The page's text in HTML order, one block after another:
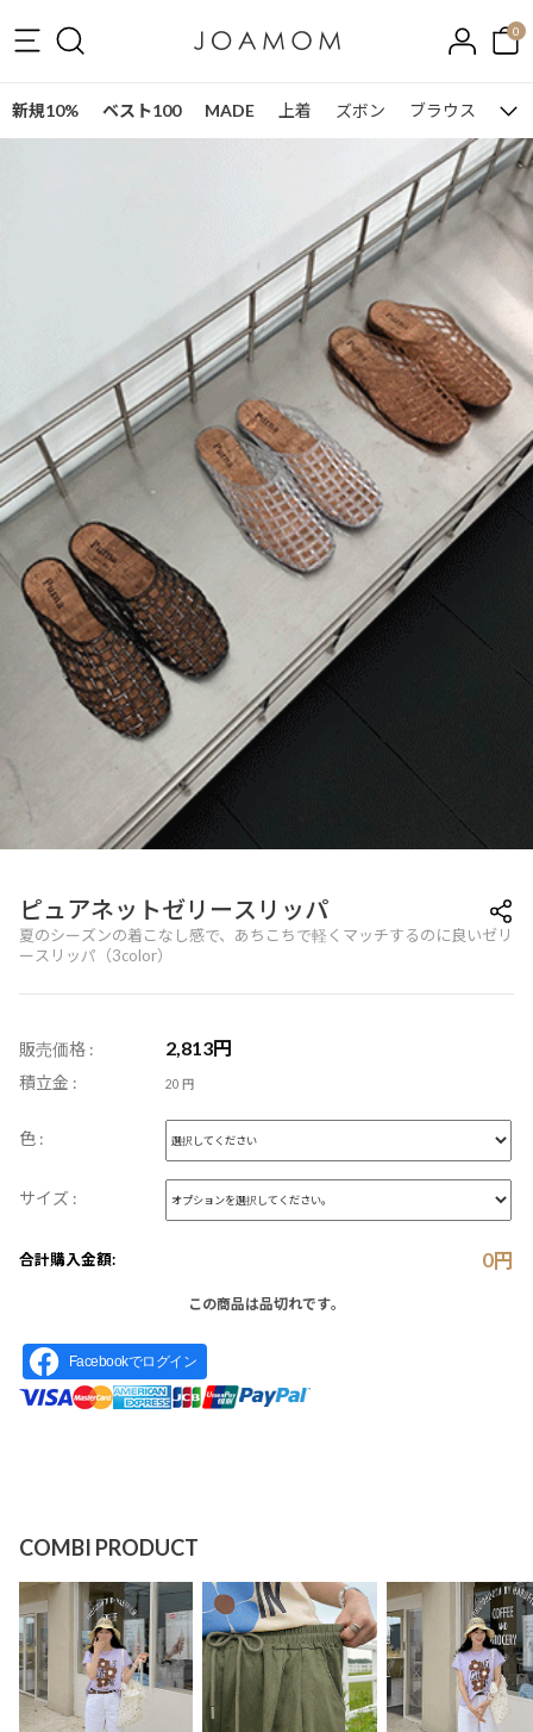
0
新規10% ベスト100 MADE 上着 ズボン ブラウス ワ
ピュアネットゼリースリッパ
夏のシーズンの着こなし感で、あちこちで軽くマッチするのに良いゼリ
ースリッパ（3color）
販売価格 : 2,813円
積立金 : 20 円
色 :
サイズ :
合計購入金額: 0円
この商品は品切れです。
Facebookでログイン
COMBI PRODUCT